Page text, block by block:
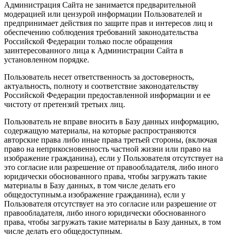
Администрация Сайта не занимается предварительной
модерацией или цензурой информации Пользователей и
предпринимает действия по защите прав и интересов лиц и
обеспечению соблюдения требований законодательства
Российской Федерации только после обращения
заинтересованного лица к Администрации Сайта в
установленном порядке.
Пользователь несет ответственность за достоверность,
актуальность, полноту и соответствие законодательству
Российской Федерации предоставленной информации и ее
чистоту от претензий третьих лиц.
Пользователь не вправе вносить в Базу данных информацию,
содержащую материалы, на которые распространяются
авторские права либо иные права третьей стороны, (включая
право на неприкосновенность частной жизни или право на
изображение гражданина), если у Пользователя отсутствует на
это согласие или разрешение от правообладателя, либо иного
юридически обоснованного права, чтобы загружать такие
материалы в Базу данных, в том числе делать его
общедоступным.а изображение гражданина), если у
Пользователя отсутствует на это согласие или разрешение от
правообладателя, либо иного юридически обоснованного
права, чтобы загружать такие материалы в Базу данных, в том
числе делать его общедоступным.